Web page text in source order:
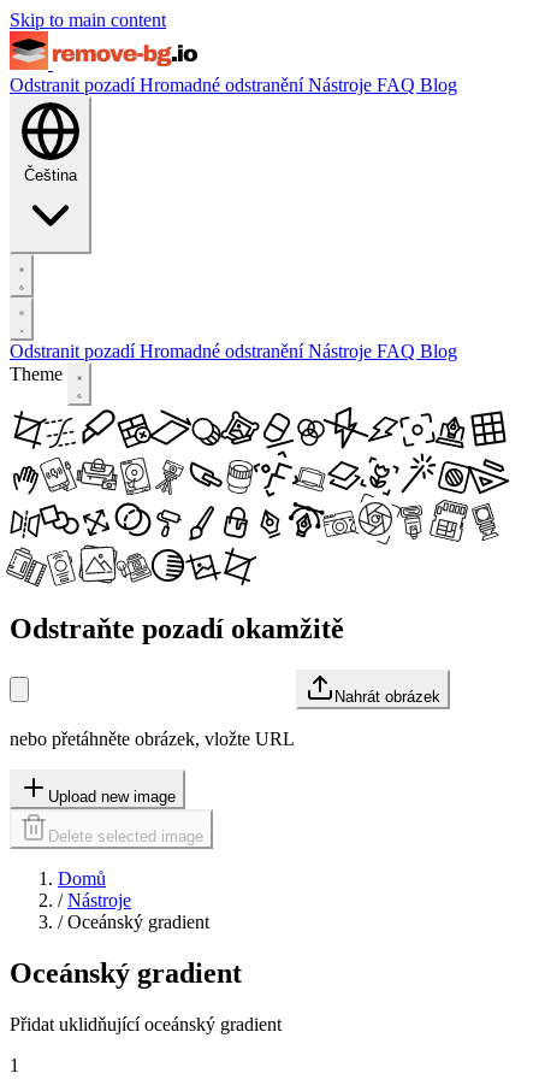
Skip to main content
Odstranit pozadíHromadné odstraněníNástroje FAQ Blog
Čeština
Odstranit pozadíHromadné odstraněníNástroje FAQ Blog
Theme
Odstraňte pozadí okamžitě
Nahrát obrázek
nebo přetáhněte obrázek, vložte URL
Upload new image
Delete selected image
Domů
/ Nástroje
/ Oceánský gradient
Oceánský gradient
Přidat uklidňující oceánský gradient
1